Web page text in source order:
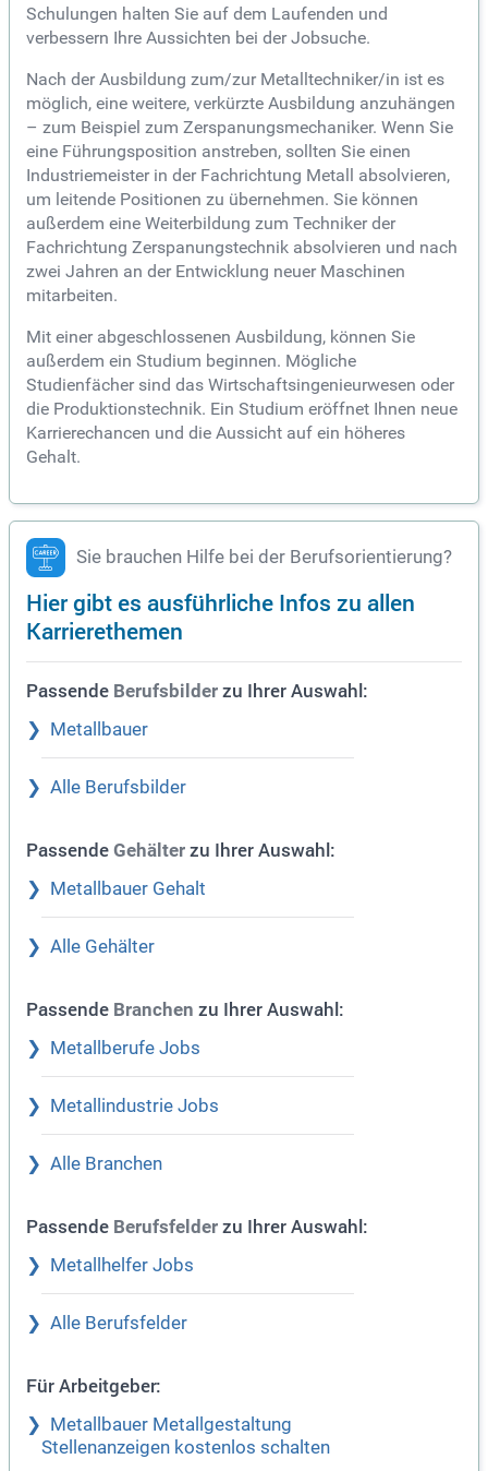
Schulungen halten Sie auf dem Laufenden und
verbessern Ihre Aussichten bei der Jobsuche.
Nach der Ausbildung zum/zur Metalltechniker/in ist es
möglich, eine weitere, verkürzte Ausbildung anzuhängen
– zum Beispiel zum Zerspanungsmechaniker. Wenn Sie
eine Führungsposition anstreben, sollten Sie einen
Industriemeister in der Fachrichtung Metall absolvieren,
um leitende Positionen zu übernehmen. Sie können
außerdem eine Weiterbildung zum Techniker der
Fachrichtung Zerspanungstechnik absolvieren und nach
zwei Jahren an der Entwicklung neuer Maschinen
mitarbeiten.
Mit einer abgeschlossenen Ausbildung, können Sie
außerdem ein Studium beginnen. Mögliche
Studienfächer sind das Wirtschaftsingenieurwesen oder
die Produktionstechnik. Ein Studium eröffnet Ihnen neue
Karrierechancen und die Aussicht auf ein höheres
Gehalt.
Sie brauchen Hilfe bei der Berufsorientierung?
Hier gibt es ausführliche Infos zu allen
Karrierethemen
Passende Berufsbilder zu Ihrer Auswahl:
Metallbauer
Alle Berufsbilder
Passende Gehälter zu Ihrer Auswahl:
Metallbauer Gehalt
Alle Gehälter
Passende Branchen zu Ihrer Auswahl:
Metallberufe Jobs
Metallindustrie Jobs
Alle Branchen
Passende Berufsfelder zu Ihrer Auswahl:
Metallhelfer Jobs
Alle Berufsfelder
Für Arbeitgeber:
Metallbauer Metallgestaltung
Stellenanzeigen kostenlos schalten